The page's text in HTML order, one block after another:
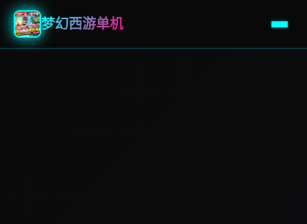
梦幻西游单机